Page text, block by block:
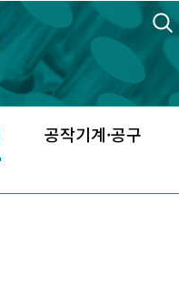
공작기계·공구